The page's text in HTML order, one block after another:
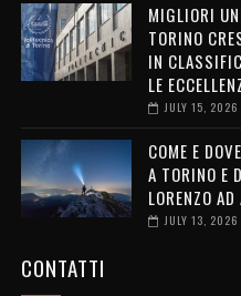
MIGLIORI
TORINO
IN
LE
JULY 15, 2026
COME E
A TORINO E
LORENZO
JULY 13, 2026
CONTATTI